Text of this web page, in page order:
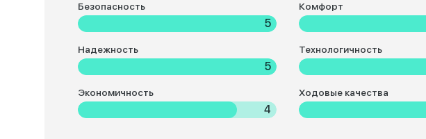
Безопасность
5
Комфорт
Надежность
5
Технологичность
Экономичность
4
Ходовые качества